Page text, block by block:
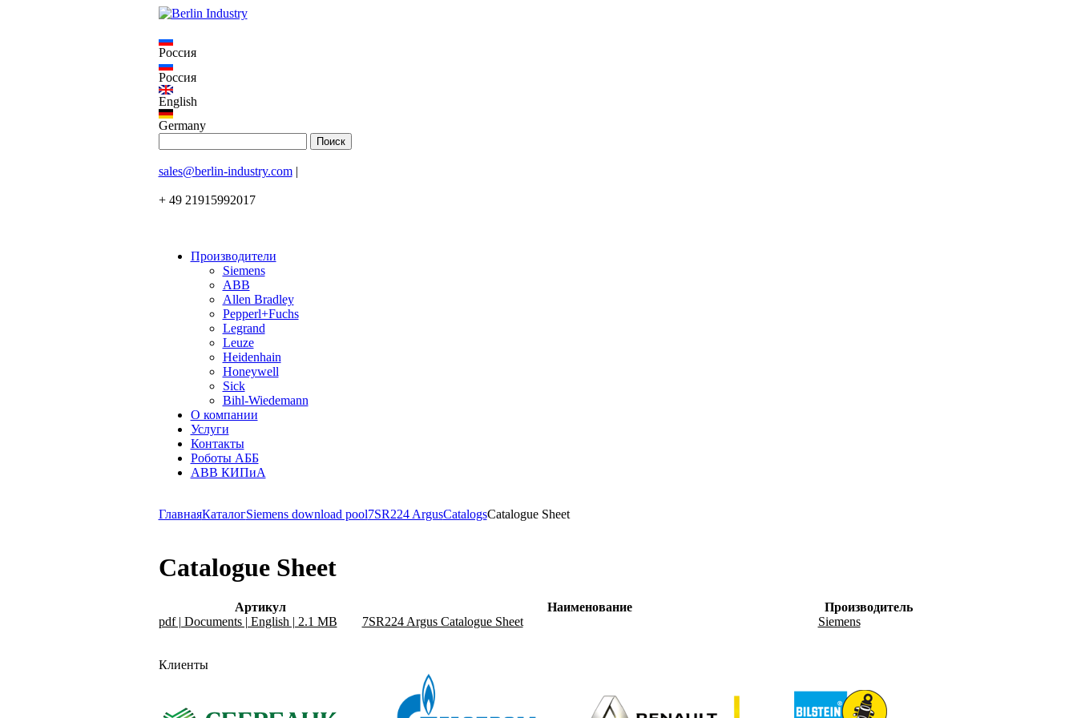
Россия
Россия
English
Germany
sales@berlin-industry.com|
+ 49 21915992017
Производители
Siemens
ABB
Allen Bradley
Pepperl+Fuchs
Legrand
Leuze
Heidenhain
Honeywell
Sick
Bihl-Wiedemann
О компании
Услуги
Контакты
Роботы АББ
ABB КИПиА
ГлавнаяКаталогSiemens download pool7SR224 ArgusCatalogsCatalogue Sheet
Catalogue Sheet
Артикул Наименование
Производитель
pdf | Documents | English | 2.1 MB
7SR224 Argus Catalogue Sheet Siemens
Клиенты